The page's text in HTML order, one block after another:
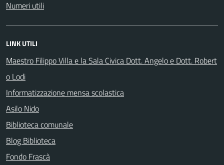
Numeri utili
LINK UTILI
Maestro Filippo Villa e la Sala Civica Dott. Angelo e Dott. Robert
o Lodi
Informatizzazione mensa scolastica
Asilo Nido
Biblioteca comunale
Blog Biblioteca
Fondo Frascà